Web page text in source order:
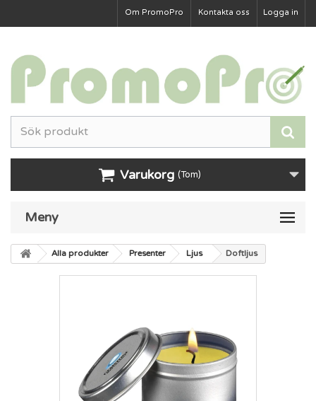
Logga in
Kontakta oss
Om PromoPro
Varukorg (Tom)
Meny
Alla produkter Presenter Ljus Doftljus